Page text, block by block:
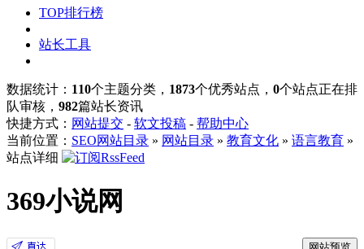
TOP排行榜
站长工具
数据统计： 110个主题分类， 1873个优秀站点， 0个站点正在排
队审核， 982篇站长资讯
快捷方式： 网站提交 - 软文投稿 - 帮助中心
当前位置： SEO网站目录 » 网站目录 » 教育文化 » 语言教育 »
站点详细
369小说网